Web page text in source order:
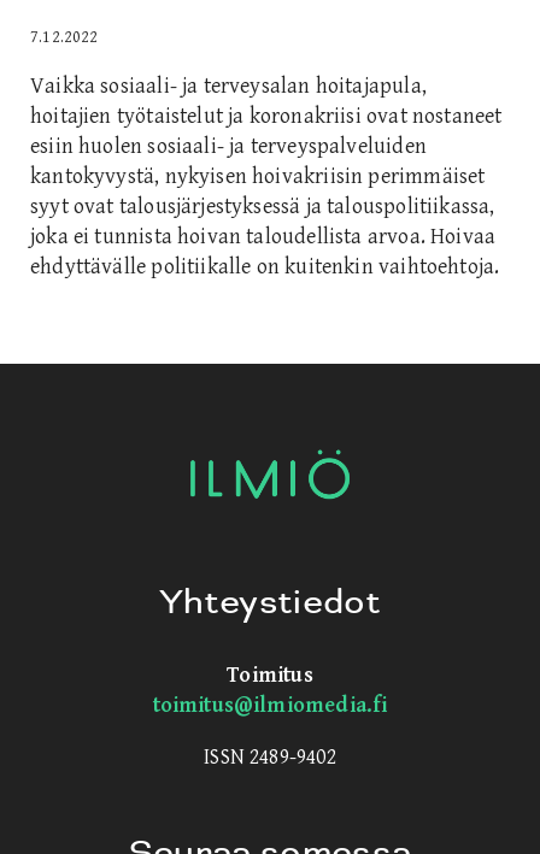
7.12.2022
Vaikka sosiaali- ja terveysalan hoitajapula,
hoitajien työtaistelut ja koronakriisi ovat nostaneet
esiin huolen sosiaali- ja terveyspalveluiden
kantokyvystä, nykyisen hoivakriisin perimmäiset
syyt ovat talousjärjestyksessä ja talouspolitiikassa,
joka ei tunnista hoivan taloudellista arvoa. Hoivaa
ehdyttävälle politiikalle on kuitenkin vaihtoehtoja.
Yhteystiedot
Toimitus
toimitus@ilmiomedia.fi
ISSN 2489-9402